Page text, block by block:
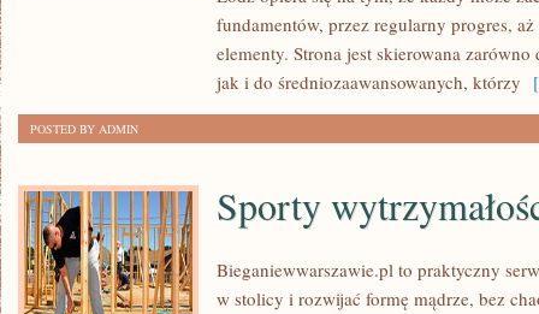
TANECZNAfundamentów, przez regularny progres,
elementy. Strona jest skierowana
jak i do średniozaawansowanych, którzy
POSTED BY ADMIN
Sporty
Bieganiewwarszawie.pl to praktyczny
w stolicy i rozwijać formę mądrze, bez